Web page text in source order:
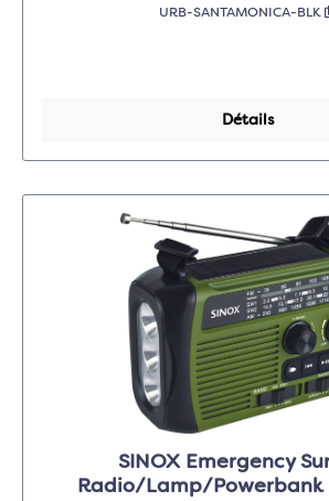
URB-SANTAMONICA-BLK
Détails
SINOX Emergency
Radio/Lamp/Powerbank